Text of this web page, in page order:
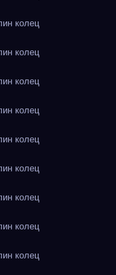
колец
колец
колец
колец
колец
колец
колец
колец
колец